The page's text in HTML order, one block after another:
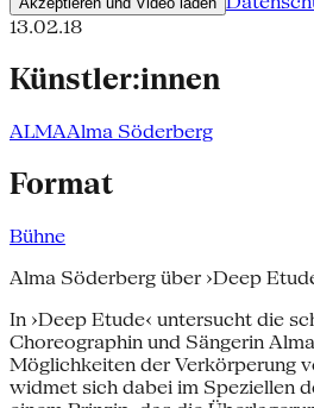
13.02.18
Künstler:innen
ALMAAlma Söderberg
Format
Bühne
Alma Söderberg über ›Deep
In ›Deep Etude‹ untersucht die
Choreographin und Sängerin
Möglichkeiten der Verkörperung
widmet sich dabei im Speziellen